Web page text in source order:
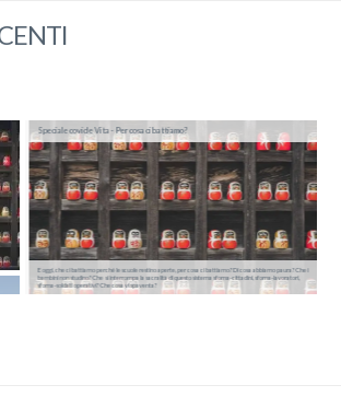
E oggi, che ci battiamo perché le scuole restino aperte, per cosa ci battiamo? Di cosa abbiamo paura? Che i
bambini non studino? Che si interrompa la sacralità di questo sistema sforna-cittadini, sforna-lavoratori,
sforna-soldati operativi? Che cosa vi spaventa?
Speciale covid e Vita - Per cosa ci battiamo?